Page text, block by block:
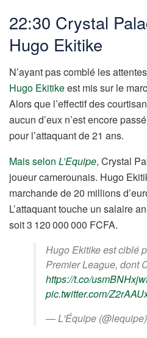
22:30 Crystal
Hugo Ekitike
N’ayant pas comblé les
Hugo Ekitikeest mis sur le
Alors que l’effectif des
aucun d’eux n’est encore
pour l’attaquant de 21 ans.
Mais selon L’Equipe, Crystal
joueur camerounais. Hugo
marchande de 20 millions
L’attaquant touche un salaire
soit 3 120 000 000 FCFA.
Hugo Ekitike est ciblé
Premier League, dont
https://t.co/
pic.twitter.com/
— L'Équipe